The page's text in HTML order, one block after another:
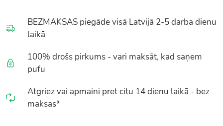
BEZMAKSAS piegāde visā Latvijā 2-5 darba dienu
laikā
100% drošs pirkums - vari maksāt, kad saņem
pufu
Atgriez vai apmaini pret citu 14 dienu laikā - bez
maksas*